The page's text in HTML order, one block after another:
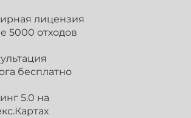
лицензия
5000 отходов
бесплатно
5.0 на